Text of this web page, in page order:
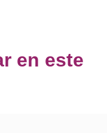
en este